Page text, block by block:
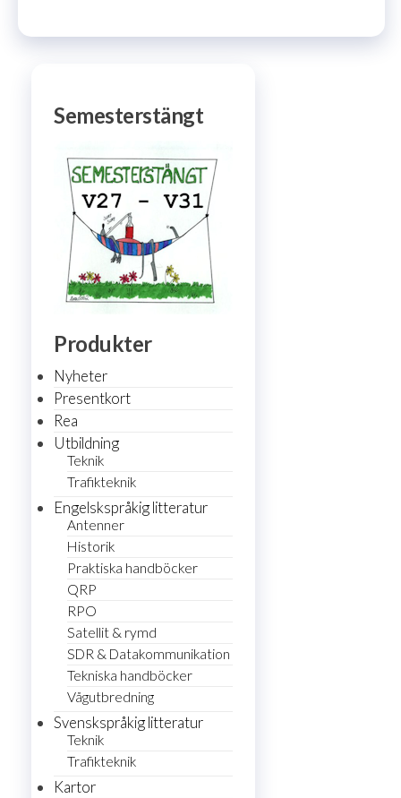
Semesterstängt
Produkter
Nyheter
Presentkort
Rea
Utbildning
Teknik
Trafikteknik
Engelskspråkig litteratur
Antenner
Historik
Praktiska handböcker
QRP
RPO
Satellit & rymd
SDR & Datakommunikation
Tekniska handböcker
Vågutbredning
Svenskspråkig litteratur
Teknik
Trafikteknik
Kartor